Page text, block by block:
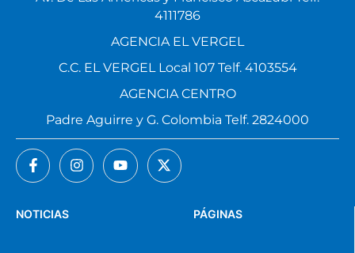
PÁGINAS
NOTICIAS
4111786
AGENCIA EL VERGEL
C.C. EL VERGEL Local 107 Telf. 4103554
AGENCIA CENTRO
Padre Aguirre y G. Colombia Telf. 2824000